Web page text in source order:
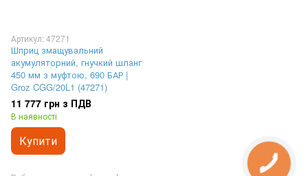
Артикул: 47271
Шприц змащувальний
акумуляторний, гнучкий шланг
450 мм з муфтою, 690 БАР |
Groz CGG/20L1 (47271)
11 777 грн з ПДВ
В наявності
Купити